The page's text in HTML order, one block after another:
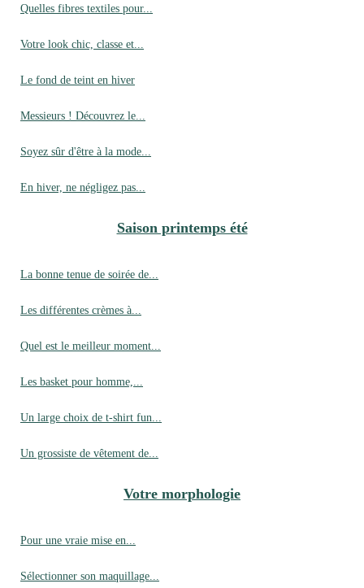
Quelles fibres textiles pour...
Votre look chic, classe et...
Le fond de teint en hiver
Messieurs ! Découvrez le...
Soyez sûr d'être à la mode...
En hiver, ne négligez pas...
Saison printemps été
La bonne tenue de soirée de...
Les différentes crèmes à...
Quel est le meilleur moment...
Les basket pour homme,...
Un large choix de t-shirt fun...
Un grossiste de vêtement de...
Votre morphologie
Pour une vraie mise en...
Sélectionner son maquillage...